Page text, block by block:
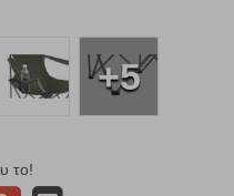
+5
το!